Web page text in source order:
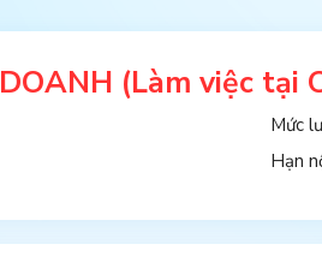
(Làm việc tại
Mức
Hạn